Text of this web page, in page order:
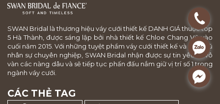
SWAN Bridal là thương hiệu váy cưới thiết kế DANH GIÁ thuộc top
5 Hà Thành, được sáng lập bởi nhà thiết kế Chloe Chang Vũ vào
cuối năm 2015. Với những tuyệt phẩm váy cưới thiết kế và đội ngũ
nhân sự chuyên nghiệp, SWAN Bridal nhận được sự tin yêu từ vô
vàn các nàng dâu và sẽ tiếp tục phấn đấu nắm giữ vị trí số 1 trong
ngành váy cưới.
CÁC THẺ TAG
.
.
.